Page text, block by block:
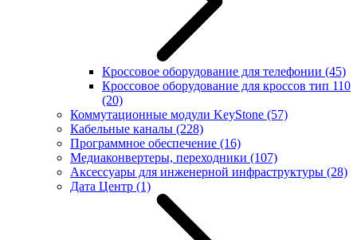
Кроссовое оборудование для телефонии (45)
Кроссовое оборудование для кроссов тип 110
(20)
Коммутационные модули KeyStone (57)
Кабельные каналы (228)
Программное обеспечение (16)
Медиаконвертеры, переходники (107)
Аксессуары для инженерной инфраструктуры (28)
Дата Центр (1)